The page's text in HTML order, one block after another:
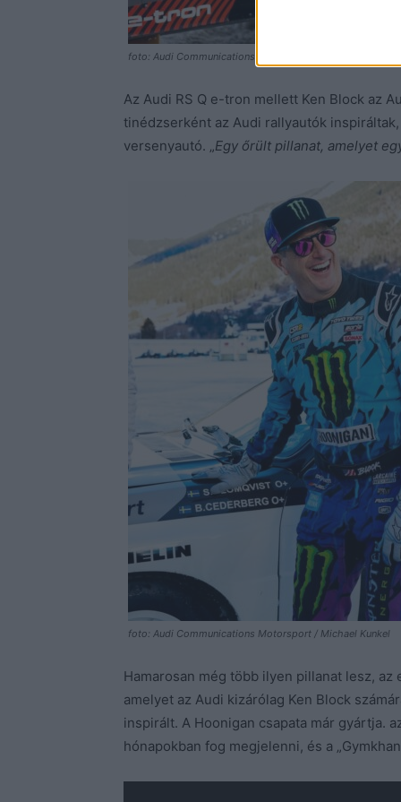
foto: Audi Communications Motorsport / Michael Kunkel
Az Audi RS Q e-tron mellett Ken Block az
tinédzserként az Audi rallyautók
versenyautó. „Egy őrült pillanat, amelyet
foto: Audi Communications Motorsport / Michael Kunkel
Hamarosan még több ilyen pillanat lesz,
amelyet az Audi kizárólag Ken Block
inspirált. A Hoonigan csapata már gyártja.
hónapokban fog megjelenni, és a